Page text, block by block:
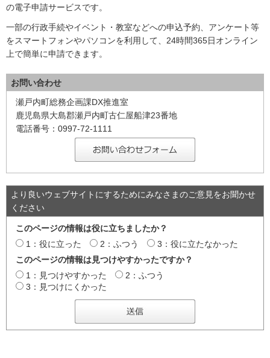
の電子申請サービスです。
一部の行政手続やイベント・教室などへの申込予約、アンケート等
をスマートフォンやパソコンを利用して、24時間365日オンライン
上で簡単に申請できます。
お問い合わせ
瀬戸内町総務企画課DX推進室
鹿児島県大島郡瀬戸内町古仁屋船津23番地
電話番号：0997-72-1111
より良いウェブサイトにするためにみなさまのご意見をお聞かせ
ください
このページの情報は役に立ちましたか？
1：役に立った
2：ふつう
3：役に立たなかった
このページの情報は見つけやすかったですか？
1：見つけやすかった
2：ふつう
3：見つけにくかった